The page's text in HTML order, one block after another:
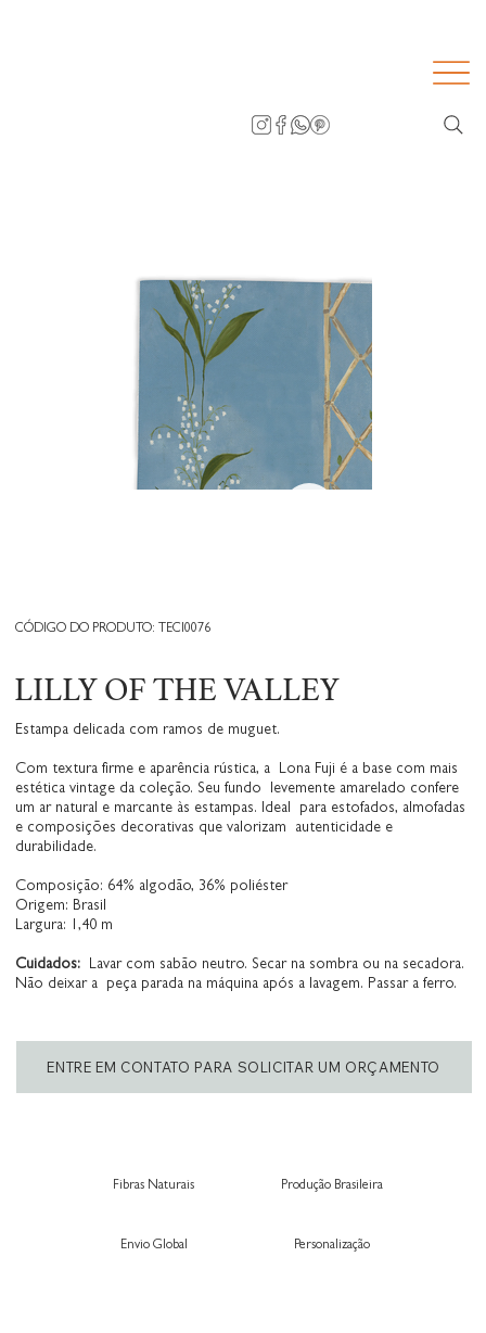
CÓDIGO DO PRODUTO: TECI0076
LILLY OF THE VALLEY
Estampa delicada com ramos de muguet.
Com textura firme e aparência rústica, a Lona Fuji é a base com mais
estética vintage da coleção. Seu fundo levemente amarelado confere
um ar natural e marcante às estampas. Ideal para estofados, almofadas
e composições decorativas que valorizam autenticidade e
durabilidade.
Composição: 64% algodão, 36% poliéster
Origem: Brasil
Largura: 1,40 m
Cuidados:
Lavar com sabão neutro. Secar na sombra ou na secadora.
Não deixar a peça parada na máquina após a lavagem. Passar a ferro.
ENTRE EM CONTATO PARA SOLICITAR UM ORÇAMENTO
Fibras Naturais Produção Brasileira
Envio Global Personalização